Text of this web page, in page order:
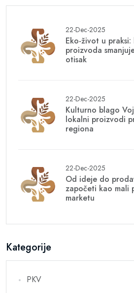
22-Dec-2025
Eko-život u
proizvoda
otisak
22-Dec-2025
Kulturno blago
lokalni proizvodi
regiona
22-Dec-2025
Od ideje do
započeti kao mali
marketu
Kategorije
PKV